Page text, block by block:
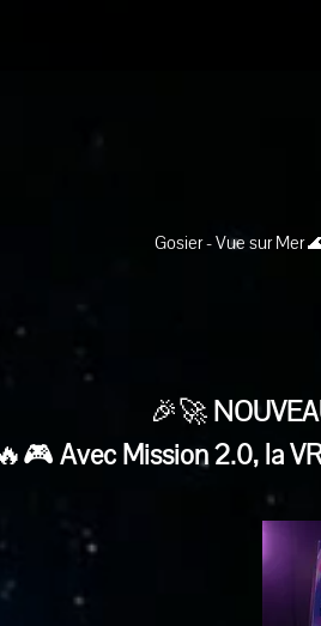
Gosier - Vue sur Mer
🎉🚀
🔥🎮 Avec Mission 2.0, la